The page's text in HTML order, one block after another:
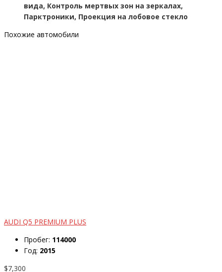
вида, Контроль мертвых зон на зеркалах,
Парктроники, Проекция на лобовое стекло
Похожие автомобили
AUDI Q5 PREMIUM PLUS
Пробег: 114000
Год: 2015
$7,300